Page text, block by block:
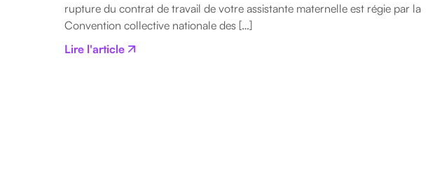
rupture du contrat de travail de votre assistante maternelle est régie par la
Convention collective nationale des […]
Lire l'article